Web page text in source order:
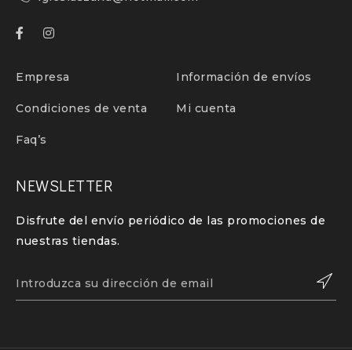
Empresa Información de envíos
Condiciones de venta Mi cuenta
Faq’s
NEWSLETTER
Disfrute del envío periódico de las promociones de
nuestras tiendas.